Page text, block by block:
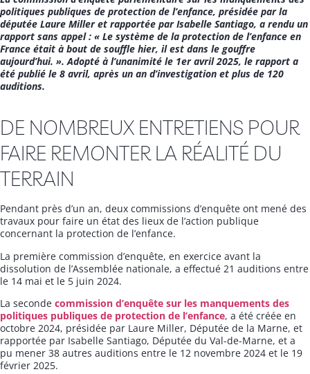
politiques publiques de protection de l’enfance, présidée par la
députée Laure Miller et rapportée par Isabelle Santiago, a rendu un
rapport sans appel : « Le système de la protection de l’enfance en
France était à bout de souffle hier, il est dans le gouffre
aujourd’hui. ». Adopté à l’unanimité le 1er avril 2025, le rapport a
été publié le 8 avril, après un an d’investigation et plus de 120
auditions.
DE NOMBREUX ENTRETIENS POUR
FAIRE REMONTER LA RÉALITÉ DU
TERRAIN
Pendant près d’un an, deux commissions d’enquête ont mené des
travaux pour faire un état des lieux de l’action publique
concernant la protection de l’enfance.
La première commission d’enquête, en exercice avant la
dissolution de l’Assemblée nationale, a effectué 21 auditions entre
le 14 mai et le 5 juin 2024.
La seconde commission d’enquête sur les manquements des
politiques publiques de protection de l’enfance, a été créée en
octobre 2024, présidée par Laure Miller, Députée de la Marne, et
rapportée par Isabelle Santiago, Députée du Val-de-Marne, et a
pu mener 38 autres auditions entre le 12 novembre 2024 et le 19
février 2025.